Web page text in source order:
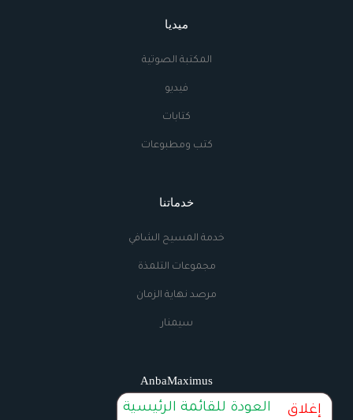
ميديا
المكتبة الصوتية
فيديو
كتابات
كتب ومطبوعات
خدماتنا
خدمة المسيح الشافي
مجموعات التلمذة
مرصد نهاية الزمان
سيمنار
AnbaMaximus
اتصل بنا إغلاق العودة للقائمة الرئيسية